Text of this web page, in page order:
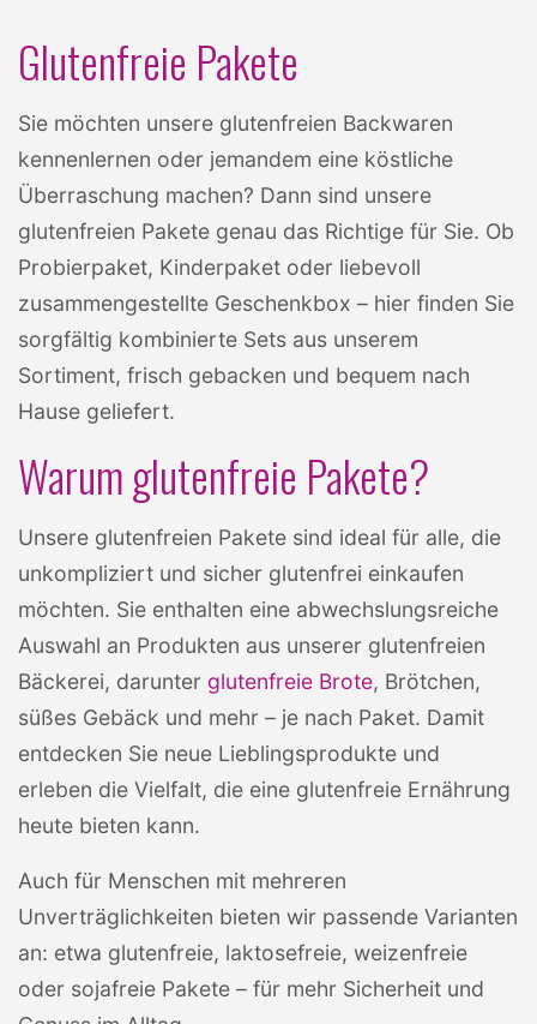
Glutenfreie Pakete
Sie möchten unsere glutenfreien Backwaren
kennenlernen oder jemandem eine köstliche
Überraschung machen? Dann sind unsere
glutenfreien Pakete genau das Richtige für Sie. Ob
Probierpaket, Kinderpaket oder liebevoll
zusammengestellte Geschenkbox – hier finden Sie
sorgfältig kombinierte Sets aus unserem
Sortiment, frisch gebacken und bequem nach
Hause geliefert.
Warum glutenfreie Pakete?
Unsere glutenfreien Pakete sind ideal für alle, die
unkompliziert und sicher glutenfrei einkaufen
möchten. Sie enthalten eine abwechslungsreiche
Auswahl an Produkten aus unserer glutenfreien
Bäckerei, darunter glutenfreie Brote, Brötchen,
süßes Gebäck und mehr – je nach Paket. Damit
entdecken Sie neue Lieblingsprodukte und
erleben die Vielfalt, die eine glutenfreie Ernährung
heute bieten kann.
Auch für Menschen mit mehreren
Unverträglichkeiten bieten wir passende Varianten
an: etwa glutenfreie, laktosefreie, weizenfreie
oder sojafreie Pakete – für mehr Sicherheit und